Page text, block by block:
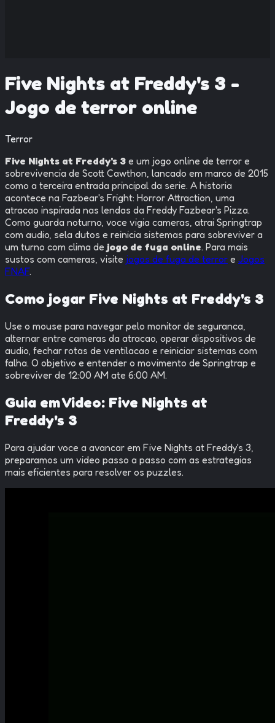
Five Nights at Freddy's 3 -
Jogo de terror online
Terror
Five Nights at Freddy's 3 e um jogo online de terror e
sobrevivencia de Scott Cawthon, lancado em marco de 2015
como a terceira entrada principal da serie. A historia
acontece na Fazbear's Fright: Horror Attraction, uma
atracao inspirada nas lendas da Freddy Fazbear's Pizza.
Como guarda noturno, voce vigia cameras, atrai Springtrap
com audio, sela dutos e reinicia sistemas para sobreviver a
um turno com clima de jogo de fuga online. Para mais
sustos com cameras, visite jogos de fuga de terror e Jogos
FNAF.
Como jogar Five Nights at Freddy's 3
Use o mouse para navegar pelo monitor de seguranca,
alternar entre cameras da atracao, operar dispositivos de
audio, fechar rotas de ventilacao e reiniciar sistemas com
falha. O objetivo e entender o movimento de Springtrap e
sobreviver de 12:00 AM ate 6:00 AM.
Guia em Video: Five Nights at
Freddy's 3
Para ajudar voce a avancar em Five Nights at Freddy's 3
preparamos um video passo a passo com as estrategias
mais eficientes para resolver os puzzles.